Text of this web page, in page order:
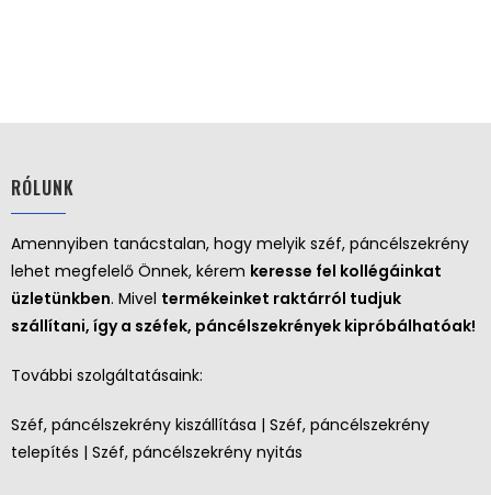
RÓLUNK
Amennyiben tanácstalan, hogy melyik széf, páncélszekrény
lehet megfelelő Önnek, kérem keresse fel kollégáinkat
üzletünkben. Mivel termékeinket raktárról tudjuk
szállítani, így a széfek, páncélszekrények kipróbálhatóak!
További szolgáltatásaink:
Széf, páncélszekrény kiszállítása | Széf, páncélszekrény
telepítés | Széf, páncélszekrény nyitás